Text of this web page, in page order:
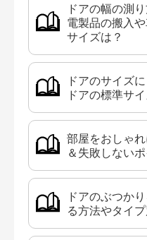
ドアの幅の測
電製品の搬入
サイズは？
ドアのサイズ
ドアの標準サ
部屋をおしゃ
＆失敗しない
ドアのぶつか
る方法やタイ